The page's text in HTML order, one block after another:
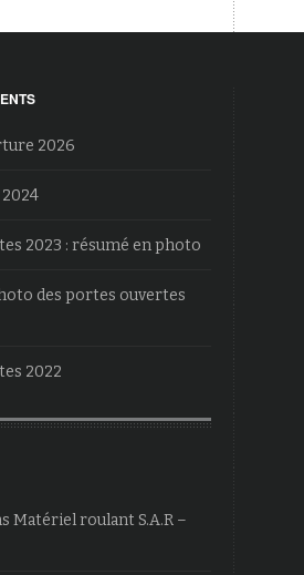
2026
2023 : résumé en photo
des portes ouvertes
2022
Matériel roulant S.A.R –